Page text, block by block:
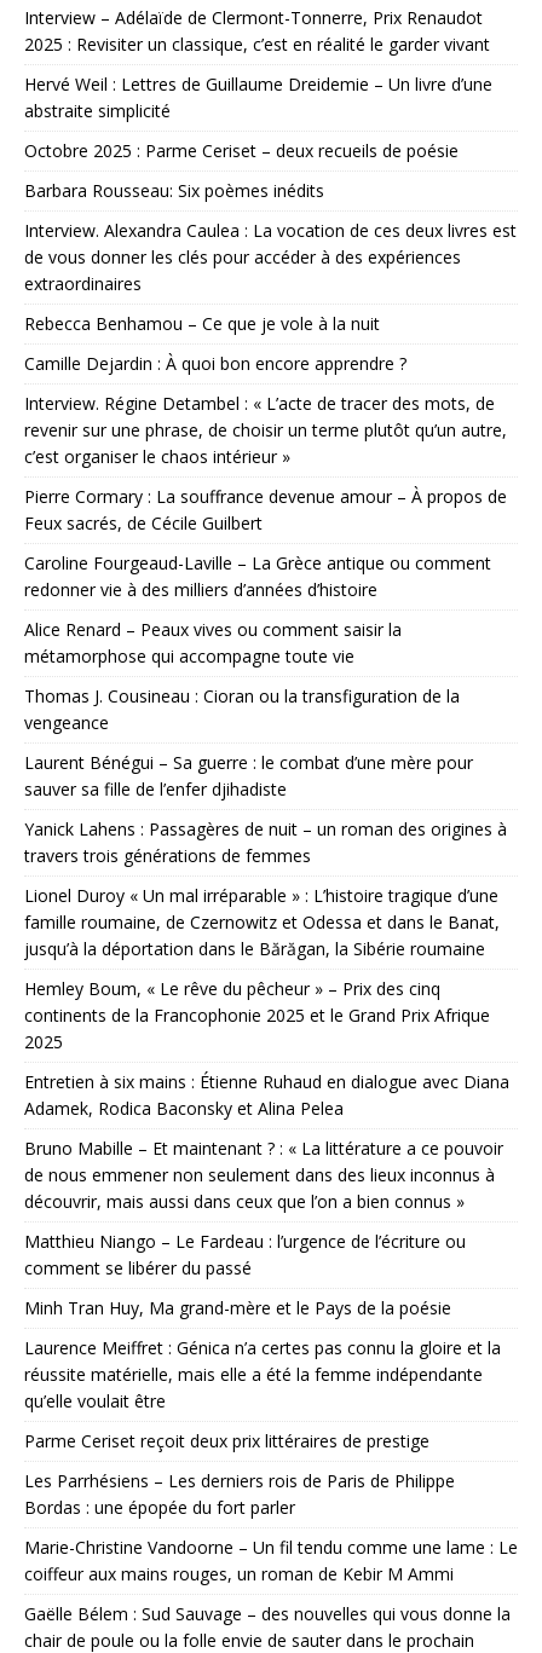
Interview – Adélaïde de Clermont-Tonnerre, Prix Renaudot
2025 : Revisiter un classique, c’est en réalité le garder vivant
Hervé Weil : Lettres de Guillaume Dreidemie – Un livre d’une
abstraite simplicité
Octobre 2025 : Parme Ceriset – deux recueils de poésie
Barbara Rousseau: Six poèmes inédits
Interview. Alexandra Caulea : La vocation de ces deux livres est
de vous donner les clés pour accéder à des expériences
extraordinaires
Rebecca Benhamou – Ce que je vole à la nuit
Camille Dejardin : À quoi bon encore apprendre ?
Interview. Régine Detambel : « L’acte de tracer des mots, de
revenir sur une phrase, de choisir un terme plutôt qu’un autre,
c’est organiser le chaos intérieur »
Pierre Cormary : La souffrance devenue amour – À propos de
Feux sacrés, de Cécile Guilbert
Caroline Fourgeaud-Laville – La Grèce antique ou comment
redonner vie à des milliers d’années d’histoire
Alice Renard – Peaux vives ou comment saisir la
métamorphose qui accompagne toute vie
Thomas J. Cousineau : Cioran ou la transfiguration de la
vengeance
Laurent Bénégui – Sa guerre : le combat d’une mère pour
sauver sa fille de l’enfer djihadiste
Yanick Lahens : Passagères de nuit – un roman des origines à
travers trois générations de femmes
Lionel Duroy « Un mal irréparable » : L’histoire tragique d’une
famille roumaine, de Czernowitz et Odessa et dans le Banat,
jusqu’à la déportation dans le Bărăgan, la Sibérie roumaine
Hemley Boum, « Le rêve du pêcheur » – Prix des cinq
continents de la Francophonie 2025 et le Grand Prix Afrique
2025
Entretien à six mains : Étienne Ruhaud en dialogue avec Diana
Adamek, Rodica Baconsky et Alina Pelea
Bruno Mabille – Et maintenant ? : « La littérature a ce pouvoir
de nous emmener non seulement dans des lieux inconnus à
découvrir, mais aussi dans ceux que l’on a bien connus »
Matthieu Niango – Le Fardeau : l’urgence de l’écriture ou
comment se libérer du passé
Minh Tran Huy, Ma grand-mère et le Pays de la poésie
Laurence Meiffret : Génica n’a certes pas connu la gloire et la
réussite matérielle, mais elle a été la femme indépendante
qu’elle voulait être
Parme Ceriset reçoit deux prix littéraires de prestige
Les Parrhésiens – Les derniers rois de Paris de Philippe
Bordas : une épopée du fort parler
Marie-Christine Vandoorne – Un fil tendu comme une lame : Le
coiffeur aux mains rouges, un roman de Kebir M Ammi
Gaëlle Bélem : Sud Sauvage – des nouvelles qui vous donne la
chair de poule ou la folle envie de sauter dans le prochain